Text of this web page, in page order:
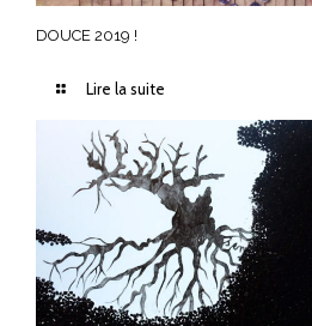
DOUCE 2019 !
Lire la suite